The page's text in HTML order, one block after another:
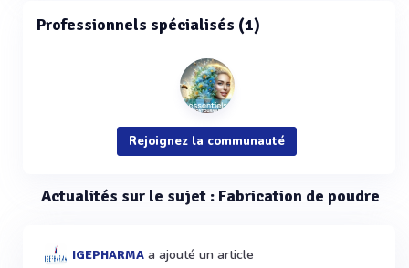
Professionnels spécialisés (1)
Rejoignez la communauté
Actualités sur le sujet : Fabrication de poudre
IGEPHARMA a ajouté un article